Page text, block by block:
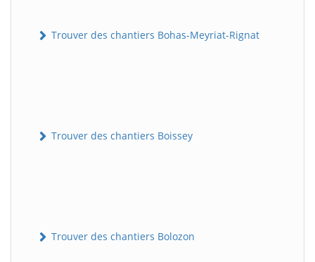
Trouver des chantiers Bohas-Meyriat-Rignat
Trouver des chantiers Boissey
Trouver des chantiers Bolozon